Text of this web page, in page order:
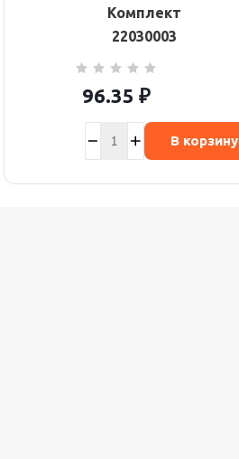
Комплект
22030003
96.35 ₽
В корзину